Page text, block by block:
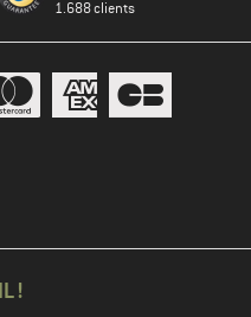
1.688 clients
!